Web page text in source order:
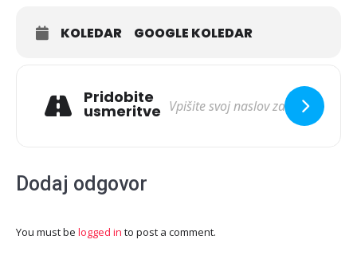
KOLEDAR GOOGLE KOLEDAR
Pridobite
usmeritve
Dodaj odgovor
You must be logged in to post a comment.